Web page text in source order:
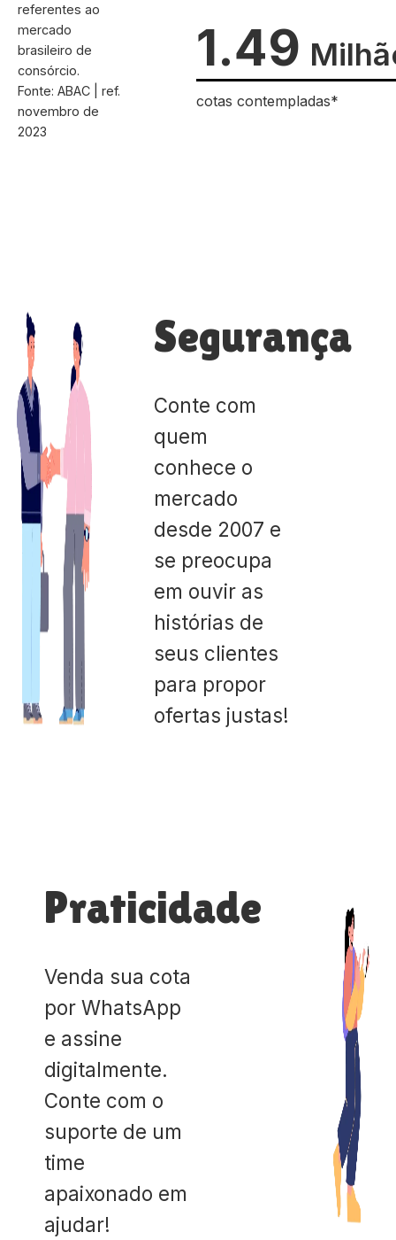
referentes ao
mercado
brasileiro de
consórcio.
Fonte: ABAC | ref.
novembro de
2023
1.49
cotas contempladas*
Segurança
Conte com
quem
conhece o
mercado
desde 2007 e
se preocupa
em ouvir as
histórias de
seus clientes
para propor
ofertas justas!
Praticidade
Venda sua cota
por WhatsApp
e assine
digitalmente.
Conte com o
suporte de um
time
apaixonado em
ajudar!